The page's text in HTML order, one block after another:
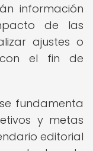
información
de las
ajustes o
el fin de
fundamenta
y metas
editorial